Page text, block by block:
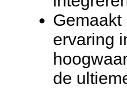
ervaring
de